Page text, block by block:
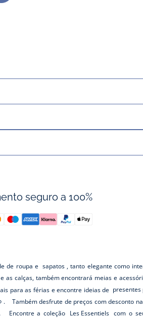
seguro a 100%
de roupa e sapatos , tanto elegante como
as calças, também encontrará meias e
para as férias e encontre ideias de presentes
. Também desfrute de preços com desconto
. Encontre a coleção Les Essentiels com o